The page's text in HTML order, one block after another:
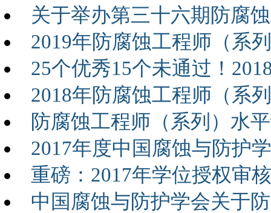
关于举办第三十六期防腐
2019年防腐蚀工程师（系
25个优秀15个未通过！
2018年防腐蚀工程师（系
防腐蚀工程师（系列）水
2017年度中国腐蚀与防护
重磅：2017年学位授权审
中国腐蚀与防护学会关于